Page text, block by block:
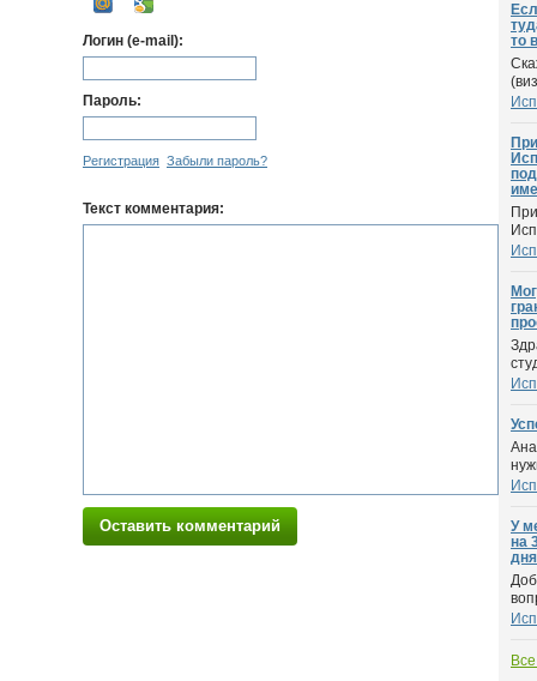
Логин (e-mail):
Пароль:
Регистрация Забыли пароль?
Текст комментария:
Оставить комментарий
то
У
на